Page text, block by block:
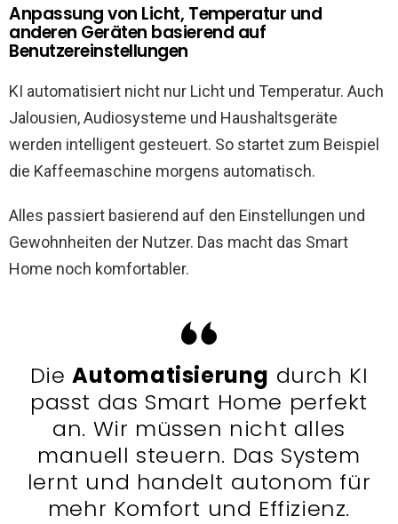
Anpassung von Licht, Temperatur und
anderen Geräten basierend auf
Benutzereinstellungen
KI automatisiert nicht nur Licht und Temperatur. Auch
Jalousien, Audiosysteme und Haushaltsgeräte
werden intelligent gesteuert. So startet zum Beispiel
die Kaffeemaschine morgens automatisch.
Alles passiert basierend auf den Einstellungen und
Gewohnheiten der Nutzer. Das macht das Smart
Home noch komfortabler.
Die Automatisierung durch KI
passt das Smart Home perfekt
an. Wir müssen nicht alles
manuell steuern. Das System
lernt und handelt autonom für
mehr Komfort und Effizienz.